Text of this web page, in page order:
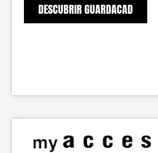
DESCUBRIR GUARDACAD